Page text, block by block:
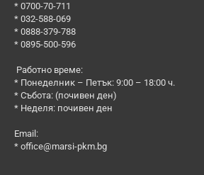
* 0700-70-711
* 032-588-069
* 0888-379-788
* 0895-500-596
Работно време:
* Понеделник – Петък: 9:00 – 18:00 ч.
* Събота: (почивен ден)
* Неделя: почивен ден
Email:
* office@marsi-pkm.bg